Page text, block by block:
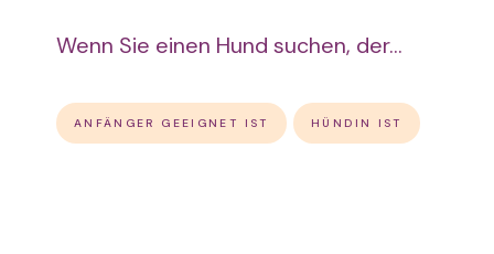
Wenn Sie einen Hund suchen, der...
ANFÄNGER GEEIGNET IST HÜNDIN IST